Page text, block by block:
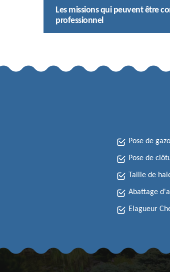
Les missions qui peuvent être
professionnel
Pose de
Pose de
Taille de
Abattage
Elagueur